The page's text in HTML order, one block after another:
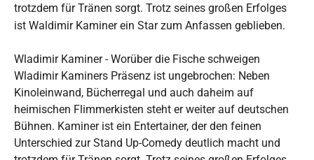
trotzdem für Tränen sorgt. Trotz seines großen Erfolges
ist Waldimir Kaminer ein Star zum Anfassen geblieben.
Wladimir Kaminer - Worüber die Fische schweigen
Wladimir Kaminers Präsenz ist ungebrochen: Neben
Kinoleinwand, Bücherregal und auch daheim auf
heimischen Flimmerkisten steht er weiter auf deutschen
Bühnen. Kaminer ist ein Entertainer, der den feinen
Unterschied zur Stand Up-Comedy deutlich macht und